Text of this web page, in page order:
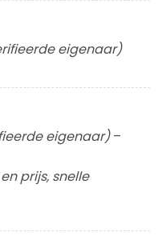
eigenaar)
eigenaar) –
prijs, snelle